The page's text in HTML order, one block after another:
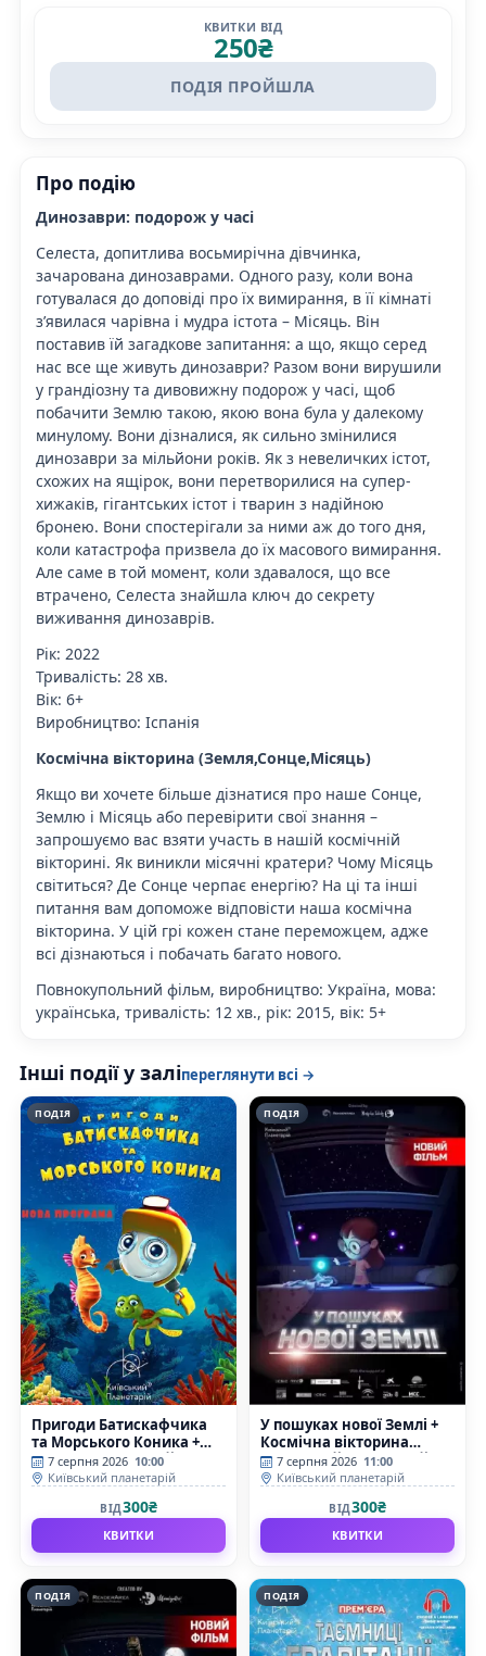
КВИТКИ ВІД
250₴
ПОДІЯ ПРОЙШЛА
Про подію
Динозаври: подорож у часі
Селеста, допитлива восьмирічна дівчинка,
зачарована динозаврами. Одного разу, коли вона
готувалася до доповіді про їх вимирання, в її кімнаті
з’явилася чарівна і мудра істота – Місяць. Він
поставив їй загадкове запитання: а що, якщо серед
нас все ще живуть динозаври? Разом вони вирушили
у грандіозну та дивовижну подорож у часі, щоб
побачити Землю такою, якою вона була у далекому
минулому. Вони дізналися, як сильно змінилися
динозаври за мільйони років. Як з невеличких істот,
схожих на ящірок, вони перетворилися на супер-
хижаків, гігантських істот і тварин з надійною
бронею. Вони спостерігали за ними аж до того дня,
коли катастрофа призвела до їх масового вимирання.
Але саме в той момент, коли здавалося, що все
втрачено, Селеста знайшла ключ до секрету
виживання динозаврів.
Рік: 2022
Тривалість: 28 хв.
Вік: 6+
Виробництво: Іспанія
Космічна вікторина (Земля,Сонце,Місяць)
Якщо ви хочете більше дізнатися про наше Сонце,
Землю і Місяць або перевірити свої знання –
запрошуємо вас взяти участь в нашій космічній
вікторині. Як виникли місячні кратери? Чому Місяць
світиться? Де Сонце черпає енергію? На ці та інші
питання вам допоможе відповісти наша космічна
вікторина. У цій грі кожен стане переможцем, адже
всі дізнаються і побачать багато нового.
Повнокупольний фільм, виробництво: Україна, мова:
українська, тривалість: 12 хв., рік: 2015, вік: 5+
Інші події у заліпереглянути всі →
ПОДІЯ
Пригоди Батискафчика
та Морського Коника +
Космікс (Київський
планетарій)
7 серпня 2026 10:00
Київський планетарій
ВІД300₴
КВИТКИ
ПОДІЯ
У пошуках нової Землі +
Космічна вікторина
(Київський планетарій)
7 серпня 2026 11:00
Київський планетарій
ВІД300₴
КВИТКИ
ПОДІЯ ПОДІЯ